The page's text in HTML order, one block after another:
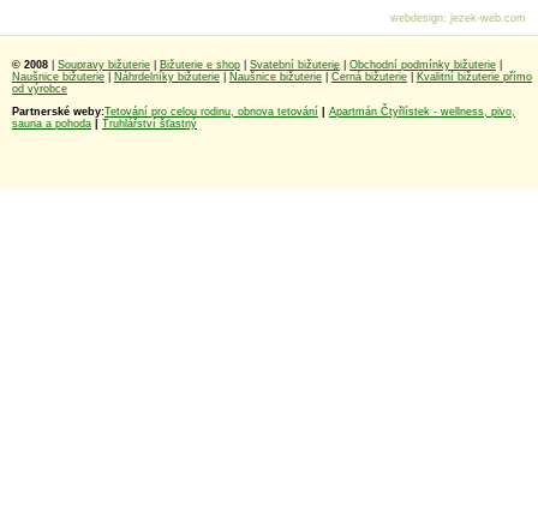
© 2008 Soupravy bižuterie Bižuterie e shop Svatební bižuterie Obchodní podmínky bižuterie
Naušnice bižuterie
Náhrdelníky bižuterie Naušnice bižuterie Černá bižuterie
Kvalitní bižuterie přímo
od výrobce
Partnerské weby:Tetování pro celou rodinu, obnova tetování
Apartmán Čtyřlístek - wellness, pivo,
sauna a pohoda
Truhlářství šťastný
webdesign: jezek-web.com